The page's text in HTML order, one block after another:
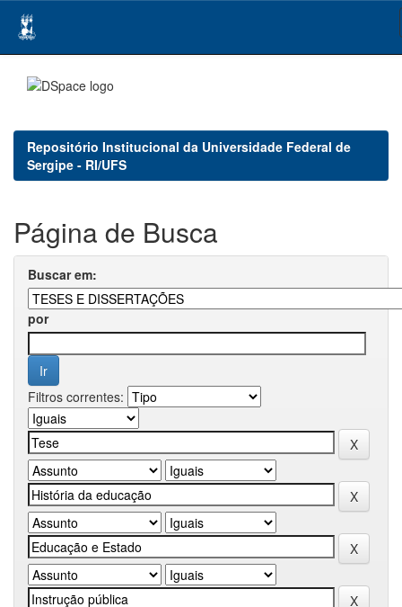
navigation
Repositório Institucional da Universidade Federal de
Sergipe - RI/UFS
Página de Busca
Buscar em:
por
Filtros correntes: